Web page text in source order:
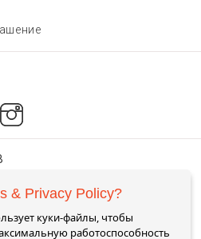
& Privacy Policy?
куки-файлы, чтобы
работоспособность